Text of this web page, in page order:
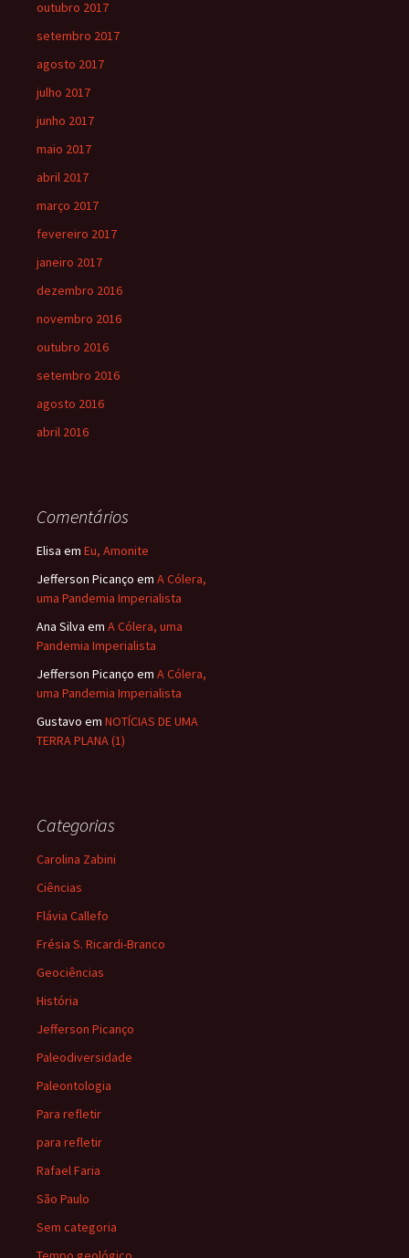
outubro 2017
setembro 2017
agosto 2017
julho 2017
junho 2017
maio 2017
abril 2017
março 2017
fevereiro 2017
janeiro 2017
dezembro 2016
novembro 2016
outubro 2016
setembro 2016
agosto 2016
abril 2016
Comentários
Elisa em Eu, Amonite
Jefferson Picanço em A Cólera,
uma Pandemia Imperialista
Ana Silva em A Cólera, uma
Pandemia Imperialista
Jefferson Picanço em A Cólera,
uma Pandemia Imperialista
Gustavo em NOTÍCIAS DE UMA
TERRA PLANA (1)
Categorias
Carolina Zabini
Ciências
Flávia Callefo
Frésia S. Ricardi-Branco
Geociências
História
Jefferson Picanço
Paleodiversidade
Paleontologia
Para refletir
para refletir
Rafael Faria
São Paulo
Sem categoria